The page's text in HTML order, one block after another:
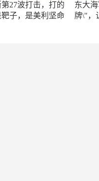
27波打击，打的
靶子，是美利坚命
东大
牌\"，